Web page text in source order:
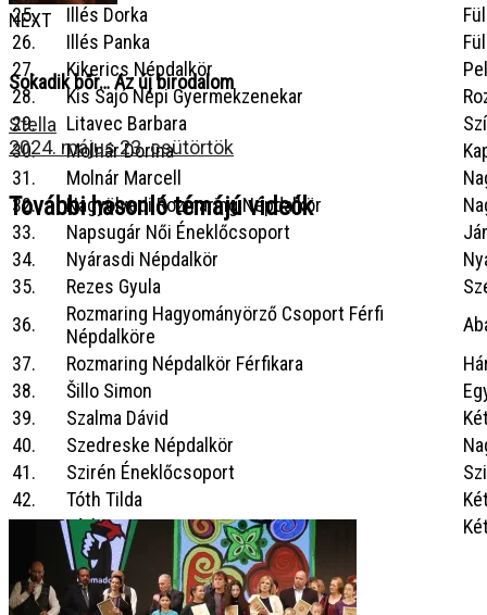
25.
Illés Dorka
26.
Illés Panka
27.
Kikerics Népdalkör
28.
Kis Sajó Népi Gyermekzenekar
29.
Litavec Barbara
30.
Molnár Dorina
31.
Molnár Marcell
32.
Nagyölvedi Rozmaring Népdalkör
33.
Napsugár Női Éneklőcsoport
34.
Nyárasdi Népdalkör
35.
Rezes Gyula
36.
Rozmaring Hagyományörző Csoport Férfi
Népdalköre
37.
Rozmaring Népdalkör Férfikara
38.
Šillo Simon
39.
Szalma Dávid
40.
Szedreske Népdalkör
41.
Szirén Éneklőcsoport
42.
Tóth Tilda
43.
Vígh Vivien
NEXT
Sokadik bőr… Az új birodalom
Stella
2024. május 23. csütörtök
További hasonló témájú videók